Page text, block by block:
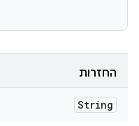
החזרות
String